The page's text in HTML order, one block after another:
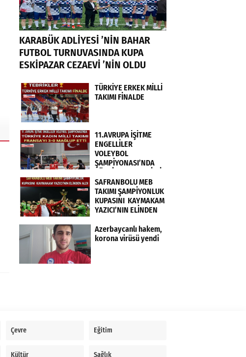
KARABÜK ADLİYESİ ’NİN BAHAR
FUTBOL TURNUVASINDA KUPA
ESKİPAZAR CEZAEVİ ’NİN OLDU
TÜRKİYE ERKEK MİLLİ
TAKIMI FİNALDE
11.AVRUPA İŞİTME
ENGELLİLER
VOLEYBOL
ŞAMPİYONASI’NDA
TAKIMI FRANSA’YI 3-0
MAĞLUP ETTİ
SAFRANBOLU MEB
TAKIMI ŞAMPİYONLUK
KUPASINI KAYMAKAM
YAZICI’NIN ELİNDEN
Azerbaycanlı hakem,
korona virüsü yendi
Çevre Eğitim
Kültür Sağlık